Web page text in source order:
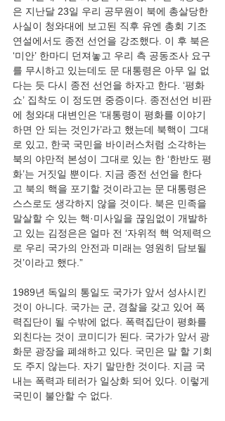
은 지난달 23일 우리 공무원이 북에 총살당한
사실이 청와대에 보고된 직후 유엔 총회 기조
연설에서도 종전 선언을 강조했다. 이 후 북은
‘미안’ 한마디 던져놓고 우리 측 공동조사 요구
를 무시하고 있는데도 문 대통령은 아무 일 없
다는 듯 다시 종전 선언을 하자고 한다. ‘평화
쇼’ 집착도 이 정도면 중증이다. 종전선언 비판
에 청와대 대변인은 ‘대통령이 평화를 이야기
하면 안 되는 것인가’라고 했는데 북핵이 그대
로 있고, 한국 국민을 바이러스처럼 소각하는
북의 야만적 본성이 그대로 있는 한 ‘한반도 평
화’는 거짓일 뿐이다. 지금 종전 선언을 한다
고 북의 핵을 포기할 것이라고는 문 대통령은
스스로도 생각하지 않을 것이다. 북은 민족을
말살할 수 있는 핵·미사일을 끊임없이 개발하
고 있는 김정은은 얼마 전 ‘자위적 핵 억제력으
로 우리 국가의 안전과 미래는 영원히 담보될
1989년 독일의 통일도 국가가 앞서 성사시킨
것이 아니다. 국가는 군, 경찰을 갖고 있어 폭
력집단이 될 수밖에 없다. 폭력집단이 평화를
외친다는 것이 코미디가 된다. 국가가 앞서 광
화문 광장을 폐쇄하고 있다. 국민은 말 할 기회
도 주지 않는다. 자기 말만한 것이다. 지금 국
내는 폭력과 테러가 일상화 되어 있다. 이렇게